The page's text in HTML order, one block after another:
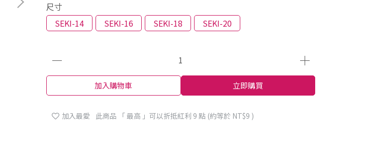
尺寸
SEKI-14
SEKI-16 SEKI-18 SEKI-20
加入購物車 立即購買
加入最愛 此商品 「 最高 」可以折抵紅利 9 點 (約等於 NT$9 )